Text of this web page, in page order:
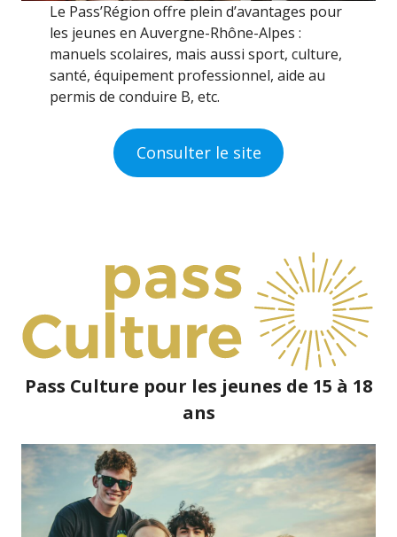
Le Pass’Région offre plein d’avantages pour
les jeunes en Auvergne-Rhône-Alpes :
manuels scolaires, mais aussi sport, culture,
santé, équipement professionnel, aide au
permis de conduire B, etc.
Consulter le site
Pass Culture pour les jeunes de 15 à 18
ans